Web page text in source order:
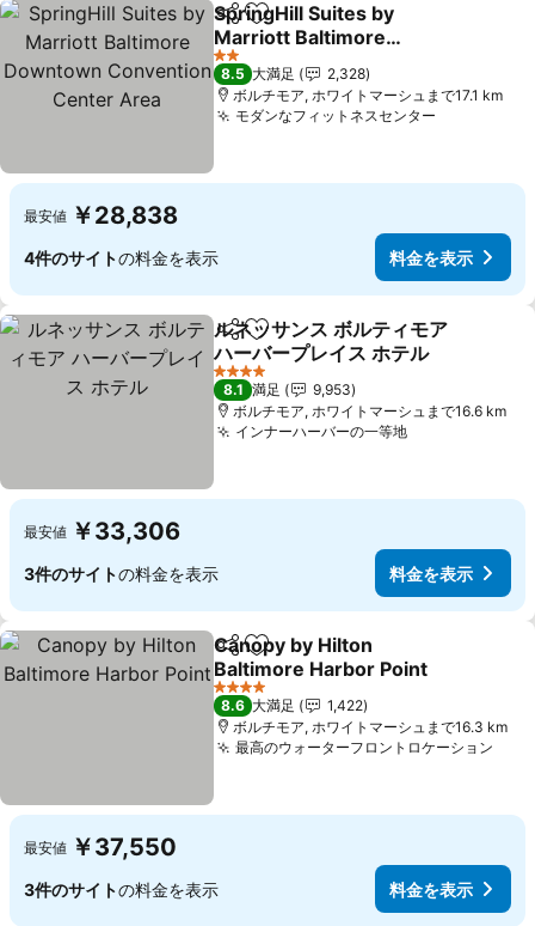
シェアお気に入りに追加
SpringHill Suites by
Marriott Baltimore
Downtown Convention
Center Area
料金を表示
2 ホテルのランク
8.5 大満足
2,328
ボルチモア, ホワイトマーシュまで17.1 km
モダンなフィットネスセンター
最安値 ￥28,838
4件のサイトの料金を表示 料金を表示
シェアお気に入りに追加
ルネッサンス ボルティモア
ハーバープレイス ホテル
料金を表示
4 ホテルのランク
8.1 満足
9,953
ボルチモア, ホワイトマーシュまで16.6 km
インナーハーバーの一等地料金を表示
最安値 ￥33,306
3件のサイトの料金を表示 料金を表示
シェアお気に入りに追加
Canopy by Hilton
Baltimore Harbor Point
料金を表示
4 ホテルのランク
8.6 大満足
1,422
ボルチモア, ホワイトマーシュまで16.3 km
最高のウォーターフロントロケーション
最安値 ￥37,550
3件のサイトの料金を表示 料金を表示